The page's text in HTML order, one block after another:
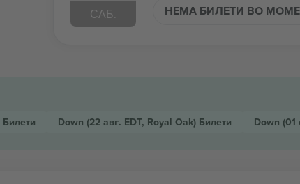
САБ. НЕМА БИЛЕТИ ВО
Билети Down (22 авг. EDT, Royal Oak) Билети Down (01